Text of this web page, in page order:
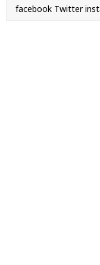
facebook Twitter